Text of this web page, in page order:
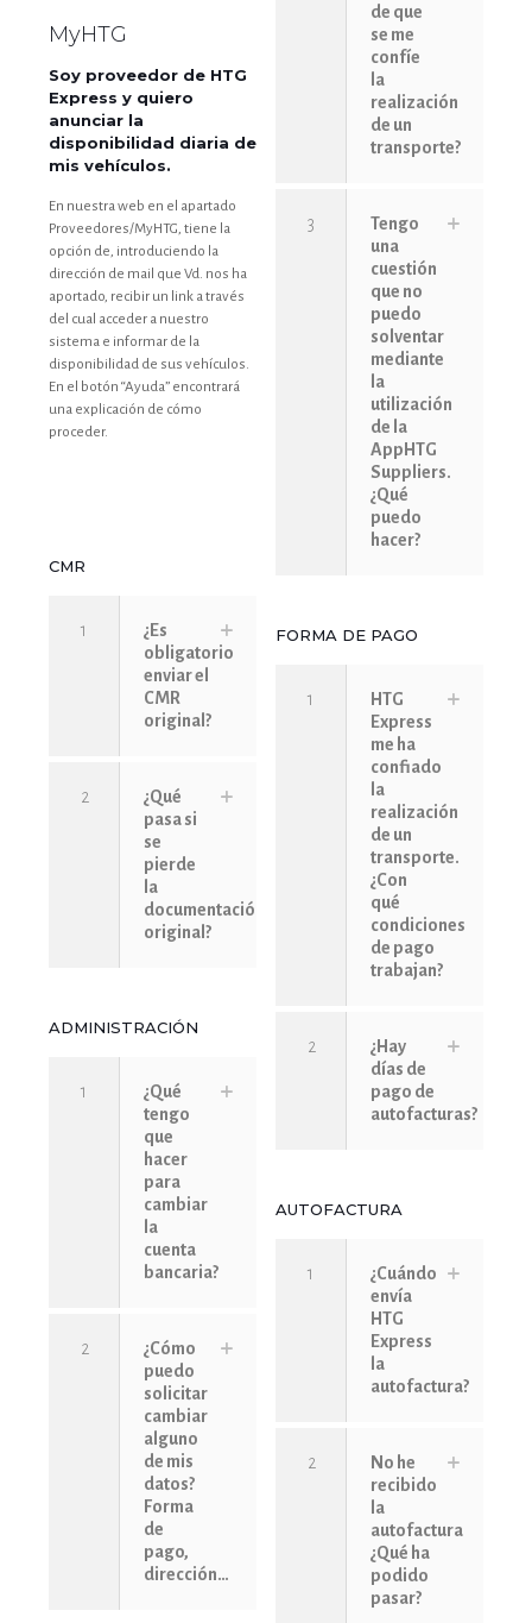
MyHTG
Soy proveedor de HTG
Express y quiero
anunciar la
disponibilidad diaria de
mis vehículos.
En nuestra web en el apartado
Proveedores/MyHTG, tiene la
opción de, introduciendo la
dirección de mail que Vd. nos ha
aportado, recibir un link a través
del cual acceder a nuestro
sistema e informar de la
disponibilidad de sus vehículos.
En el botón “Ayuda” encontrará
una explicación de cómo
proceder.
CMR
1
¿Es
obligatorio
enviar el
CMR
original?
2
¿Qué
pasa si
se
pierde
la
documentación
original?
ADMINISTRACIÓN
1
¿Qué
tengo
que
hacer
para
cambiar
la
cuenta
bancaria?
2
¿Cómo
puedo
solicitar
cambiar
alguno
de mis
datos?
Forma
de
pago,
dirección…
de que
se me
confíe
la
realización
de un
transporte?
3
Tengo
una
cuestión
que no
puedo
solventar
mediante
la
utilización
de la
AppHTG
Suppliers.
¿Qué
puedo
hacer?
FORMA DE PAGO
1
HTG
Express
me ha
confiado
la
realización
de un
transporte.
¿Con
qué
condiciones
de pago
trabajan?
2
¿Hay
días de
pago de
autofacturas?
AUTOFACTURA
1
¿Cuándo
envía
HTG
Express
la
autofactura?
2
No he
recibido
la
autofactura
¿Qué ha
podido
pasar?